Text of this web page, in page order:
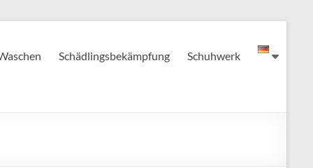
Schädlingsbekämpfung Schuhwerk